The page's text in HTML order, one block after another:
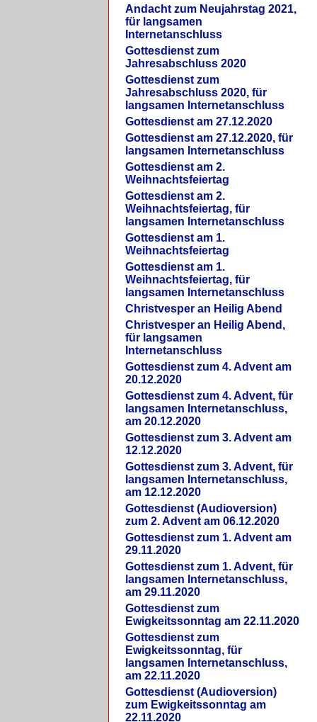
Andacht zum Neujahrstag 2021,
für langsamen
Internetanschluss
Gottesdienst zum
Jahresabschluss 2020
Gottesdienst zum
Jahresabschluss 2020, für
langsamen Internetanschluss
Gottesdienst am 27.12.2020
Gottesdienst am 27.12.2020, für
langsamen Internetanschluss
Gottesdienst am 2.
Weihnachtsfeiertag
Gottesdienst am 2.
Weihnachtsfeiertag, für
langsamen Internetanschluss
Gottesdienst am 1.
Weihnachtsfeiertag
Gottesdienst am 1.
Weihnachtsfeiertag, für
langsamen Internetanschluss
Christvesper an Heilig Abend
Christvesper an Heilig Abend,
für langsamen
Internetanschluss
Gottesdienst zum 4. Advent am
20.12.2020
Gottesdienst zum 4. Advent, für
langsamen Internetanschluss,
am 20.12.2020
Gottesdienst zum 3. Advent am
12.12.2020
Gottesdienst zum 3. Advent, für
langsamen Internetanschluss,
am 12.12.2020
Gottesdienst (Audioversion)
zum 2. Advent am 06.12.2020
Gottesdienst zum 1. Advent am
29.11.2020
Gottesdienst zum 1. Advent, für
langsamen Internetanschluss,
am 29.11.2020
Gottesdienst zum
Ewigkeitssonntag am 22.11.2020
Gottesdienst zum
Ewigkeitssonntag, für
langsamen Internetanschluss,
am 22.11.2020
Gottesdienst (Audioversion)
zum Ewigkeitssonntag am
22.11.2020